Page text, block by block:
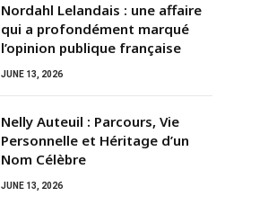
Nordahl Lelandais : une affaire
qui a profondément marqué
l’opinion publique française
JUNE 13, 2026
Nelly Auteuil : Parcours, Vie
Personnelle et Héritage d’un
Nom Célèbre
JUNE 13, 2026